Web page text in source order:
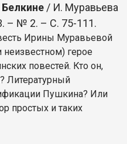
/ И. Муравьева
– № 2. – С. 75-111.
Ирины Муравьевой
герое
повестей. Кто он,
Литературный
Пушкина? Или
простых и таких